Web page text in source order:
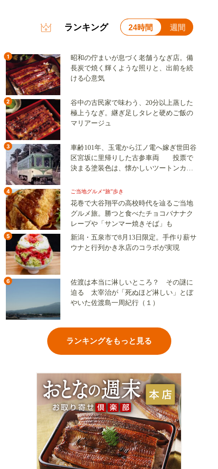
ランキング 24時間 週間
1
昭和の佇まいが息づく老舗うなぎ店。備
長炭で焼く輝くような照りと、出前を続
ける心意気
2
谷中の古民家で味わう、20分以上蒸した
極上うなぎ。継ぎ足しタレと硬めご飯の
マリアージュ
3
車齢101年、玉電から江ノ電へ嫁ぎ世田谷
区宮坂に里帰りした古参車両 投票で
決まる塗装色は、懐かしいツートンカラ
4 ご当地グルメ“旅”歩き
花巻で大谷翔平の高校時代を辿るご当地
グルメ旅。勝つと食べたチョコバナナク
レープや「サンマー焼きそば」も
5
新潟・五泉市で8月13日限定。手作り薪サ
ウナと行列かき氷店のコラボが実現
6
佐渡は本当に淋しいところ？ その謎に
迫る 太宰治が「死ぬほど淋しい」とぼ
やいた佐渡島一周紀行（１）
ランキングをもっと見る